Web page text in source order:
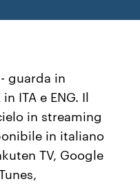
guarda in
ITA e ENG. Il
in streaming
in italiano
TV, Google